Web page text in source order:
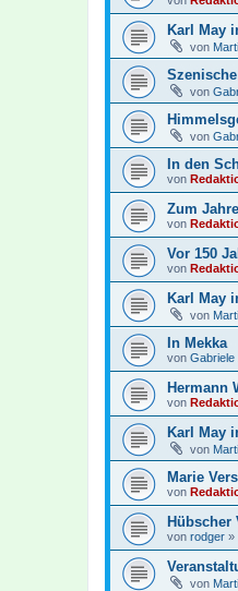
Karl May
von
von
von
In den
von
Zum
von
Vor 150
von
Karl May
von
In Mekka
von Gabriele
Hermann
von
Karl May
von
Marie
von
Hübscher
von rodger »
von